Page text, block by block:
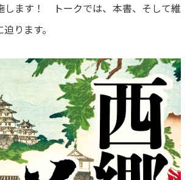
します！ トークでは、本書、そして維
ります。